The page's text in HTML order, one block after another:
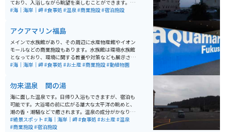
ており、入浴しながら眺望を楽しむことができます。料
金が入泉料だけで大人2,000円と少し高めですが、JAF会
#海｜海岸｜岬#食事処 #温泉#商業施設#宿泊施設
アクアマリン福島
メインで水族館があり、その周辺に水産物産館やイオン
モールなどの商業施設もあります。水族館は環境水族館
となっており、環境に関する教養や対策なども展示され
ています。周辺の商業施設等では海産物や、お土産を購
#海｜海岸｜岬#食事処 #お土産#商業施設#動植物園
勿来温泉 関の湯
海に面した温泉です。日帰り入浴もできますが、宿泊も
可能です。大浴場の前に広がる雄大な太平洋の眺めと、
潮の香・潮騒などで癒されます。温泉の成分がかなり濃
く、お風呂を出た後も温泉の香りが体に長く残ります。
常磐道からのアクセスが良く、わかりやすい場所にあり
#絶景スポット #海｜海岸｜岬#食事処 #お土産#温泉
#商業施設#宿泊施設